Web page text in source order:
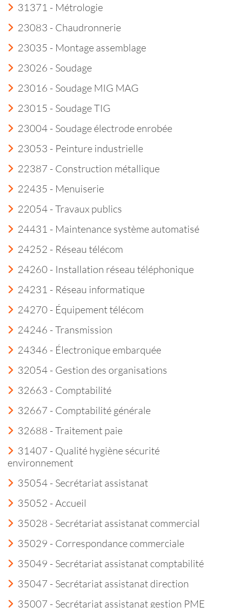
31371 - Métrologie
23083 - Chaudronnerie
23035 - Montage assemblage
23026 - Soudage
23016 - Soudage MIG MAG
23015 - Soudage TIG
23004 - Soudage électrode enrobée
23053 - Peinture industrielle
22387 - Construction métallique
22435 - Menuiserie
22054 - Travaux publics
24431 - Maintenance système automatisé
24252 - Réseau télécom
24260 - Installation réseau téléphonique
24231 - Réseau informatique
24270 - Équipement télécom
24246 - Transmission
24346 - Électronique embarquée
32054 - Gestion des organisations
32663 - Comptabilité
32667 - Comptabilité générale
32688 - Traitement paie
31407 - Qualité hygiène sécurité
environnement
35054 - Secrétariat assistanat
35052 - Accueil
35028 - Secrétariat assistanat commercial
35029 - Correspondance commerciale
35049 - Secrétariat assistanat comptabilité
35047 - Secrétariat assistanat direction
35007 - Secrétariat assistanat gestion PME